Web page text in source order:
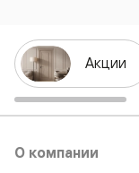
Акции
О компании